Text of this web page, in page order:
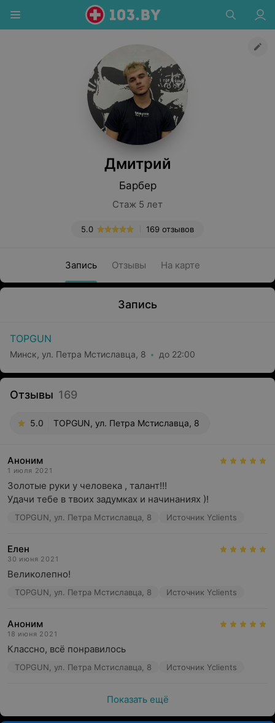
Дмитрий
Барбер
Стаж 5 лет
169 отзывов
5.0
Запись Отзывы На карте
Запись
TOPGUN
Минск, ул. Петра Мстиславца, 8 до 22:00
Отзывы 169
5.0 TOPGUN, ул. Петра Мстиславца, 8
Аноним
1 июля 2021
Золотые руки у человека , талант!!!
Удачи тебе в твоих задумках и начинаниях )!
TOPGUN, ул. Петра Мстиславца, 8 Источник Yclients
Елен
30 июня 2021
Великолепно!
TOPGUN, ул. Петра Мстиславца, 8 Источник Yclients
Аноним
18 июня 2021
Классно, всё понравилось
TOPGUN, ул. Петра Мстиславца, 8 Источник Yclients
Показать ещё